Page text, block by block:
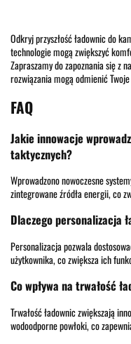
Odkryj przyszłość ładownic do
technologie mogą zwiększyć
Zapraszamy do zapoznania się z
rozwiązania mogą odmienić
FAQ
Jakie innowacje
taktycznych?
Wprowadzono nowoczesne
zintegrowane źródła energii, co
Dlaczego personalizacja
Personalizacja pozwala
użytkownika, co zwiększa ich
Co wpływa na trwałość
Trwałość ładownic zwiększają
wodoodporne powłoki, co